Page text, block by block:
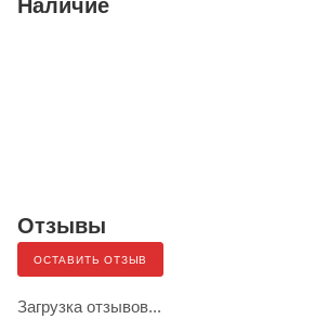
Наличие
Отзывы
ОСТАВИТЬ ОТЗЫВ
Загрузка отзывов...